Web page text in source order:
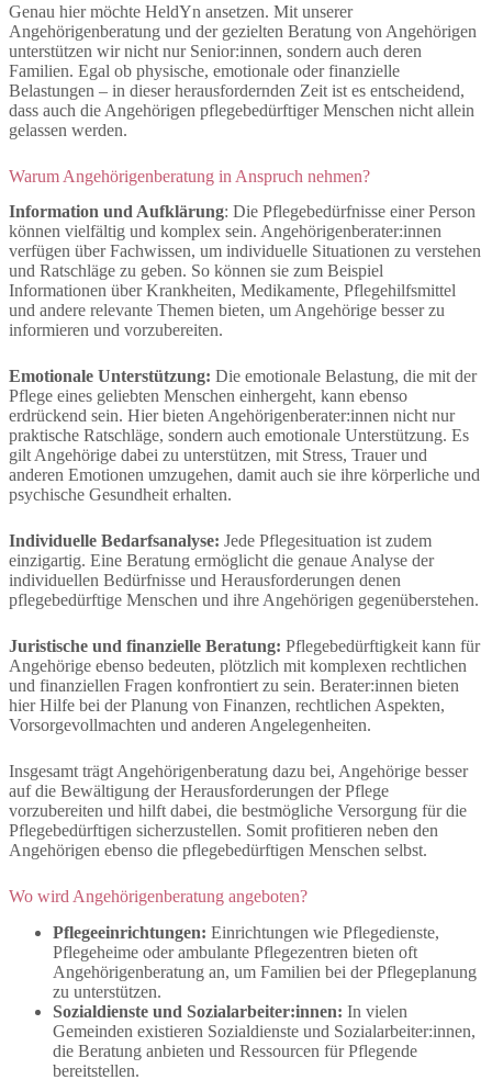
Genau hier möchte HeldYn ansetzen. Mit unserer
Angehörigenberatung und der gezielten Beratung von Angehörigen
unterstützen wir nicht nur Senior:innen, sondern auch deren
Familien. Egal ob physische, emotionale oder finanzielle
Belastungen – in dieser herausfordernden Zeit ist es entscheidend,
dass auch die Angehörigen pflegebedürftiger Menschen nicht allein
gelassen werden.
Warum Angehörigenberatung in Anspruch nehmen?
Information und Aufklärung: Die Pflegebedürfnisse einer Person
können vielfältig und komplex sein. Angehörigenberater:innen
verfügen über Fachwissen, um individuelle Situationen zu verstehen
und Ratschläge zu geben. So können sie zum Beispiel
Informationen über Krankheiten, Medikamente, Pflegehilfsmittel
und andere relevante Themen bieten, um Angehörige besser zu
informieren und vorzubereiten.
Emotionale Unterstützung: Die emotionale Belastung, die mit der
Pflege eines geliebten Menschen einhergeht, kann ebenso
erdrückend sein. Hier bieten Angehörigenberater:innen nicht nur
praktische Ratschläge, sondern auch emotionale Unterstützung. Es
gilt Angehörige dabei zu unterstützen, mit Stress, Trauer und
anderen Emotionen umzugehen, damit auch sie ihre körperliche und
psychische Gesundheit erhalten.
Individuelle Bedarfsanalyse: Jede Pflegesituation ist zudem
einzigartig. Eine Beratung ermöglicht die genaue Analyse der
individuellen Bedürfnisse und Herausforderungen denen
pflegebedürftige Menschen und ihre Angehörigen gegenüberstehen.
Juristische und finanzielle Beratung: Pflegebedürftigkeit kann für
Angehörige ebenso bedeuten, plötzlich mit komplexen rechtlichen
und finanziellen Fragen konfrontiert zu sein. Berater:innen bieten
hier Hilfe bei der Planung von Finanzen, rechtlichen Aspekten,
Vorsorgevollmachten und anderen Angelegenheiten.
Insgesamt trägt Angehörigenberatung dazu bei, Angehörige besser
auf die Bewältigung der Herausforderungen der Pflege
vorzubereiten und hilft dabei, die bestmögliche Versorgung für die
Pflegebedürftigen sicherzustellen. Somit profitieren neben den
Angehörigen ebenso die pflegebedürftigen Menschen selbst.
Wo wird Angehörigenberatung angeboten?
Pflegeeinrichtungen: Einrichtungen wie Pflegedienste,
Pflegeheime oder ambulante Pflegezentren bieten oft
Angehörigenberatung an, um Familien bei der Pflegeplanung
zu unterstützen.
Sozialdienste und Sozialarbeiter:innen: In vielen
Gemeinden existieren Sozialdienste und Sozialarbeiter:innen,
die Beratung anbieten und Ressourcen für Pflegende
bereitstellen.